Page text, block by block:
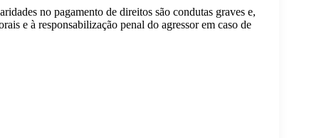
no pagamento de direitos são condutas graves e,
e à responsabilização penal do agressor em caso de